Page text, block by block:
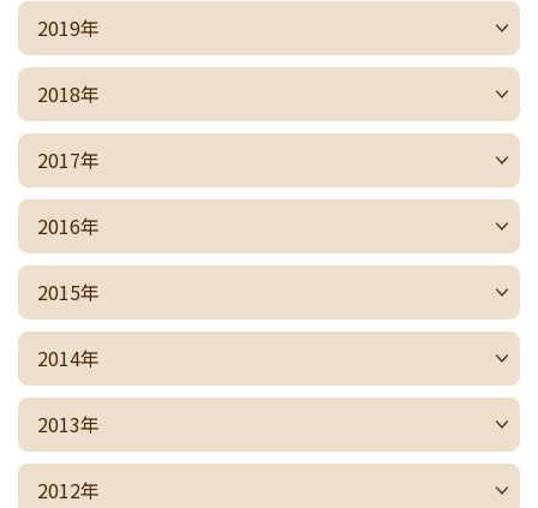
2019年
2018年
2017年
2016年
2015年
2014年
2013年
2012年